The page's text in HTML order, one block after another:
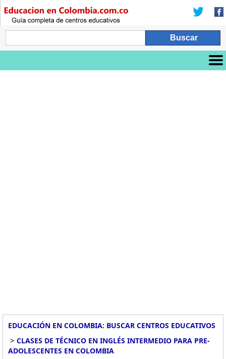
EDUCACIÓN EN COLOMBIA: BUSCAR CENTROS EDUCATIVOS
> CLASES DE TÉCNICO EN INGLÉS INTERMEDIO PARA PRE-
ADOLESCENTES EN COLOMBIA